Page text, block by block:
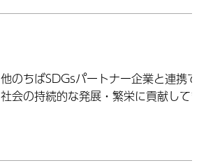
他のちばSDGsパートナー企業と連携で
社会の持続的な発展・繁栄に貢献してま